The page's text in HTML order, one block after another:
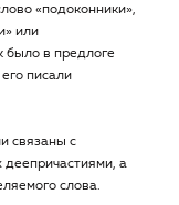
«подоконники»,
или
было в предлоге
писали
связаны с
деепричастиями, а
слова.